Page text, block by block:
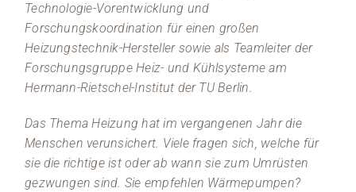
Technologie-Vorentwicklung und
Forschungskoordination für einen großen
Heizungstechnik-Hersteller sowie als Teamleiter der
Forschungsgruppe Heiz- und Kühlsysteme am
Hermann-Rietschel-Institut der TU Berlin.
Das Thema Heizung hat im vergangenen Jahr die
Menschen verunsichert. Viele fragen sich, welche für
sie die richtige ist oder ab wann sie zum Umrüsten
gezwungen sind. Sie empfehlen Wärmepumpen?